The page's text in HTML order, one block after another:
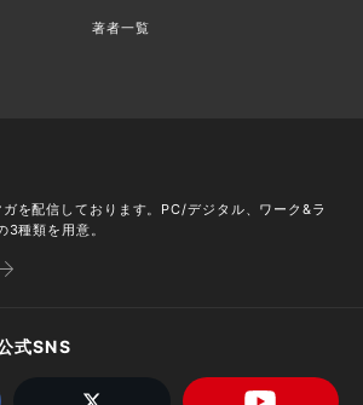
著者一覧
を配信しております。PC/デジタル、ワーク&ラ
3種類を用意。
式SNS